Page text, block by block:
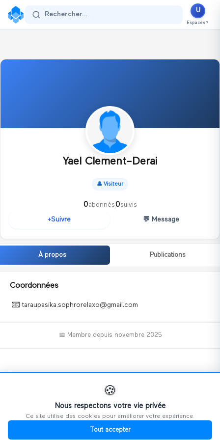
Se connecter
Rechercher...
U
Espaces ▼
Yael Clement-Derai
👤 Visiteur
0abonnés0suivis
+Suivre 💬 Message
À propos Publications
Coordonnées
📧 taraupasika.sophrorelaxo@gmail.com
📅 Membre depuis novembre 2025
📝
Ce profil n'a pas encore ajouté d'informations.
🍪
Nous respectons votre vie privée
Ce site utilise des cookies pour améliorer votre expérience.
Tout accepter